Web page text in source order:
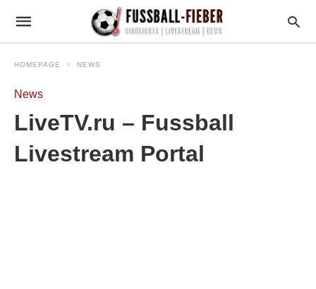
HOMEPAGE NEWS
News
LiveTV.ru – Fussball
Livestream Portal